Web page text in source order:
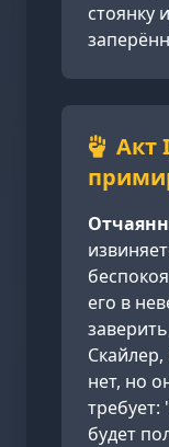
стоянку
Акт
его в
нет, но
будет